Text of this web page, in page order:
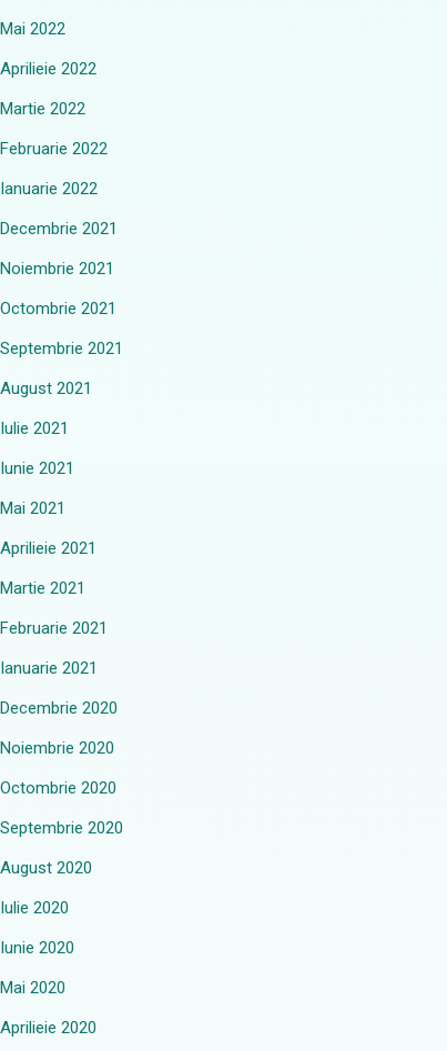
Mai 2022
Aprilieie 2022
Martie 2022
Februarie 2022
Ianuarie 2022
Decembrie 2021
Noiembrie 2021
Octombrie 2021
Septembrie 2021
August 2021
Iulie 2021
Iunie 2021
Mai 2021
Aprilieie 2021
Martie 2021
Februarie 2021
Ianuarie 2021
Decembrie 2020
Noiembrie 2020
Octombrie 2020
Septembrie 2020
August 2020
Iulie 2020
Iunie 2020
Mai 2020
Aprilieie 2020